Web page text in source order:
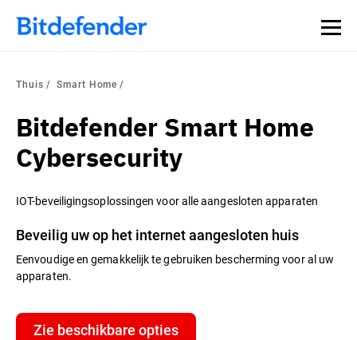
Thuis Smart Home
Bitdefender Smart Home
Cybersecurity
IOT-beveiligingsoplossingen voor alle aangesloten apparaten
Beveilig uw op het internet aangesloten huis
Eenvoudige en gemakkelijk te gebruiken bescherming voor al uw
apparaten.
Zie beschikbare opties